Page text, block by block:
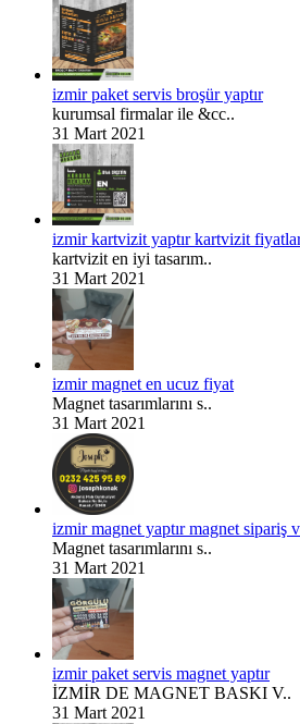
izmir paket servis broşür yaptır
kurumsal firmalar ile &cc..
31 Mart 2021
izmir kartvizit yaptır kartvizit
kartvizit en iyi tasarım..
31 Mart 2021
izmir magnet en ucuz fiyat
Magnet tasarımlarını s..
31 Mart 2021
izmir magnet yaptır magnet sipariş
Magnet tasarımlarını s..
31 Mart 2021
izmir paket servis magnet yaptır
İZMİR DE MAGNET BASKI V..
31 Mart 2021